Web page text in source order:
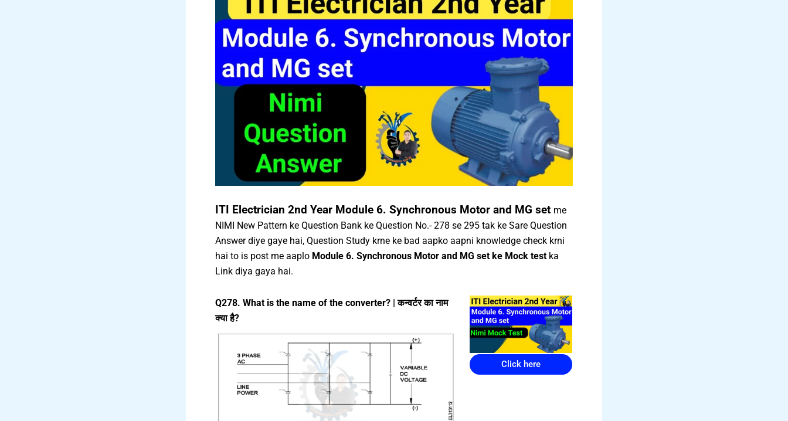
ITI Electrician 2nd Year Module 6. Synchronous Motor and MG set me
NIMI New Pattern ke Question Bank ke Question No.- 278 se 295 tak ke Sare Question
Answer diye gaye hai, Question Study krne ke bad aapko aapni knowledge check krni
hai to is post me aaplo Module 6. Synchronous Motor and MG set ke Mock test ka
Link diya gaya hai.
Q278. What is the name of the converter? | कन्वर्टर का नाम
क्या है?
Click here